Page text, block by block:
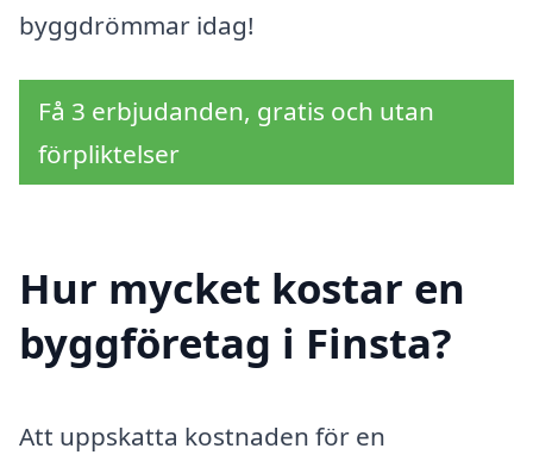
byggdrömmar idag!
Få 3 erbjudanden, gratis och utan
förpliktelser
Hur mycket kostar en
byggföretag i Finsta?
Att uppskatta kostnaden för en